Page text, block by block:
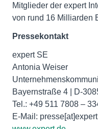
Mitglieder der expert
von rund 16 Milliarden
Pressekontakt
expert SE
Antonia Weiser
Bayernstraße 4 | D-
Tel.: +49 511 7808 –
E-Mail: